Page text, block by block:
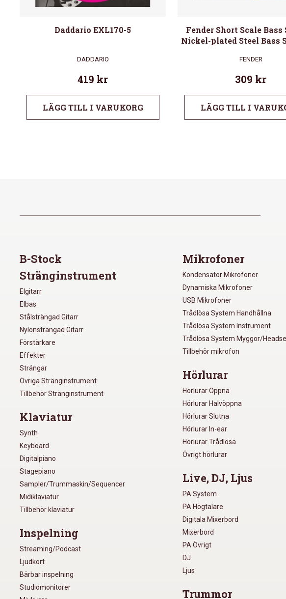
Daddario EXL170-5
DADDARIO
419 kr
LÄGG TILL I VARUKORG
Fender Short Scale Bass
Nickel-plated Steel Bass
FENDER
309 kr
LÄGG TILL I
B-Stock
Stränginstrument
Elgitarr
Elbas
Stålsträngad Gitarr
Nylonsträngad Gitarr
Förstärkare
Effekter
Strängar
Övriga Stränginstrument
Tillbehör Stränginstrument
Klaviatur
Synth
Keyboard
Digitalpiano
Stagepiano
Sampler/Trummaskin/Sequencer
Midiklaviatur
Tillbehör klaviatur
Inspelning
Streaming/Podcast
Ljudkort
Bärbar inspelning
Studiomonitorer
Mikrofoner
Kondensator Mikrofoner
Dynamiska Mikrofoner
USB Mikrofoner
Trådlösa System Handhållna
Trådlösa System Instrument
Trådlösa System Myggor/
Tillbehör mikrofon
Hörlurar
Hörlurar Öppna
Hörlurar Halvöppna
Hörlurar Slutna
Hörlurar In-ear
Hörlurar Trådlösa
Övrigt hörlurar
Live, DJ, Ljus
PA System
PA Högtalare
Digitala Mixerbord
Mixerbord
PA Övrigt
DJ
Ljus
Trummor